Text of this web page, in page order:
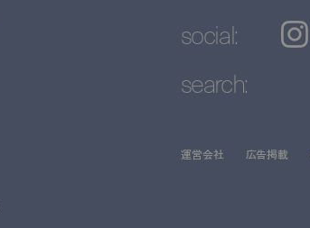
social: Instagram
search:
運営会社 広告掲載